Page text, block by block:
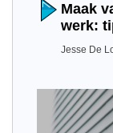
Maak
werk:
Jesse De